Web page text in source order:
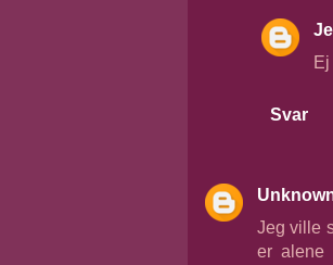
Svar
Jeg ville
er alene